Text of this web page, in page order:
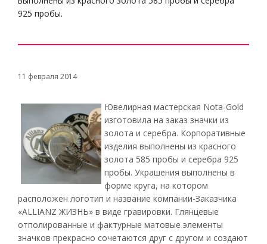
925 пробы.
11 февраля 2014
Ювелирная мастерская Nota-Gold
изготовила на заказ значки из
золота и серебра. Корпоративные
изделия выполнены из красного
золота 585 пробы и серебра 925
пробы. Украшения выполнены в
форме круга, на котором
расположен логотип и название компании-Заказчика
«ALLIANZ ЖИЗНЬ» в виде гравировки. Глянцевые
отполированные и фактурные матовые элементы
значков прекрасно сочетаются друг с другом и создают